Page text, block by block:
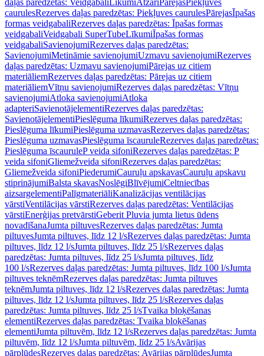
daļas paredzētas: Veidgabali LīkumiAtzari PārejasPiekļuves
caurulesRezerves daļas paredzētas: Piekļuves caurulesPārejasĪpašas
formas veidgabaliRezerves daļas paredzētas: Īpašas formas
veidgabaliVeidgabali SuperTubeLīkumiĪpašas formas
veidgabaliSavienojumiRezerves daļas paredzētas:
SavienojumiMetināmie savienojumiUzmavu savienojumiRezerves
daļas paredzētas: Uzmavu savienojumiPārejas uz citiem
materiāliemRezerves daļas paredzētas: Pārejas uz citiem
materiāliemVītņu savienojumiRezerves daļas paredzētas: Vītņu
savienojumiAtloka savienojumiAtloka
adapteriSavienotājelementiRezerves daļas paredzētas:
SavienotājelementiPieslēguma līkumiRezerves daļas paredzētas:
Pieslēguma līkumiPieslēguma uzmavasRezerves daļas paredzētas:
Pieslēguma uzmavasPieslēguma īscauruleRezerves daļas paredzētas:
Pieslēguma īscauruleP veida sifoniRezerves daļas paredzētas: P
veida sifoniGliemežveida sifoniRezerves daļas paredzētas:
Gliemežveida sifoniPiederumiCauruļu apskavasCauruļu apskavu
stiprinājumiBalsta skavasNoslēgiBlīvējumiCeltniecības
aizsargelementiPalīgmateriāliKanalizācijas ventilācijas
vārstiVentilācijas vārstiRezerves daļas paredzētas: Ventilācijas
vārstiEnerģijas pretvārstiGeberit Pluvia jumta lietus ūdens
novadīšanaJumta piltuvesRezerves daļas paredzētas: Jumta
piltuvesJumta piltuves, līdz 12 l/sRezerves daļas paredzētas: Jumta
piltuves, līdz 12 l/sJumta piltuves, līdz 25 l/sRezerves daļas
paredzētas: Jumta piltuves, līdz 25 l/sJumta piltuves, līdz
100 l/sRezerves daļas paredzētas: Jumta piltuves, līdz 100 l/sJumta
piltuves teknēmRezerves daļas paredzētas: Jumta piltuves
teknēmJumta piltuves, līdz 12 l/sRezerves daļas paredzētas: Jumta
piltuves, līdz 12 l/sJumta piltuves, līdz 25 l/sRezerves daļas
paredzētas: Jumta piltuves, līdz 25 l/sTvaika bloķēšanas
elementiRezerves daļas paredzētas: Tvaika bloķēšanas
elementiJumta piltuvēm, līdz 12 l/sRezerves daļas paredzētas: Jumta
piltuvēm, līdz 12 l/sJumta piltuvēm, līdz 25 l/sAvārijas
pārplūdesRezerves daļas paredzētas: Avārijas pārplūdesJumta